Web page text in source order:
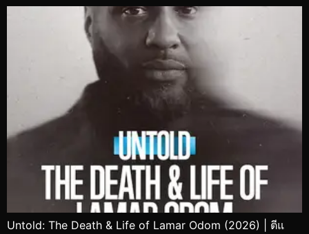
Untold: The Death & Life of Lamar Odom (2026) | ตีแ